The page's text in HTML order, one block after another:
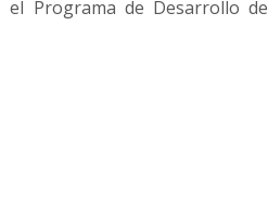
el Programa de Desarrollo de